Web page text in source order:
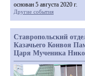
основан 5 августа 2020 г.
Другие события
Ставропольский
Казачьего Конвоя
Царя Мученика